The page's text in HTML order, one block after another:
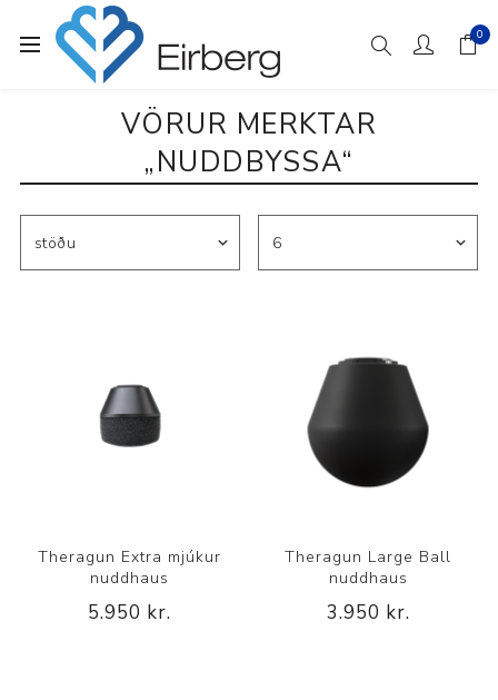
0
VÖRUR MERKTAR
„NUDDBYSSA“
Theragun Extra mjúkur
nuddhaus
5.950 kr.
Theragun Large Ball
nuddhaus
3.950 kr.